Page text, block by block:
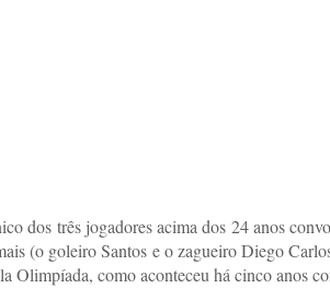
dos três jogadores acima dos 24 anos
(o goleiro Santos e o zagueiro Diego
Olimpíada, como aconteceu há cinco anos